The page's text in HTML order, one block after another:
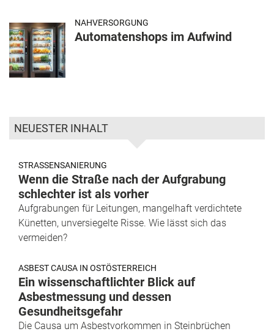
NAHVERSORGUNG
Automatenshops im Aufwind
NEUESTER INHALT
STRASSENSANIERUNG
Wenn die Straße nach der Aufgrabung
schlechter ist als vorher
Aufgrabungen für Leitungen, mangelhaft verdichtete
Künetten, unversiegelte Risse. Wie lässt sich das
vermeiden?
ASBEST CAUSA IN OSTÖSTERREICH
Ein wissenschaftlichter Blick auf
Asbestmessung und dessen
Gesundheitsgefahr
Die Causa um Asbestvorkommen in Steinbrüchen